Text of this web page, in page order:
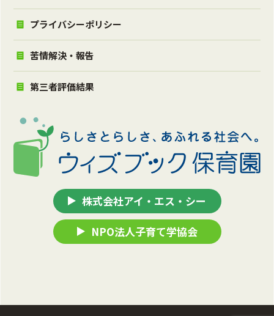
株式会社アイ・エス・シー
NPO法人子育て学協会
プライバシーポリシー
苦情解決・報告
第三者評価結果